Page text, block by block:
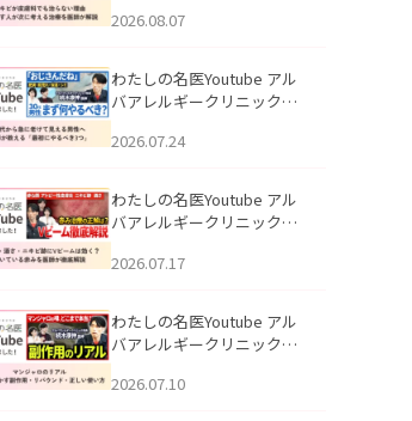
らない理由｜繰り返す人が
説」を公開いたしました。
2026.08.07
わたしの名医Youtube アル
バアレルギークリニック札
える男性へ｜医師が教える
公開いたしました。
2026.07.24
わたしの名医Youtube アル
バアレルギークリニック札
跡にVビームは効く？向いて
説」を公開いたしました。
2026.07.17
わたしの名医Youtube アル
バアレルギークリニック札
医師が明かす副作用・リバ
2026.07.10